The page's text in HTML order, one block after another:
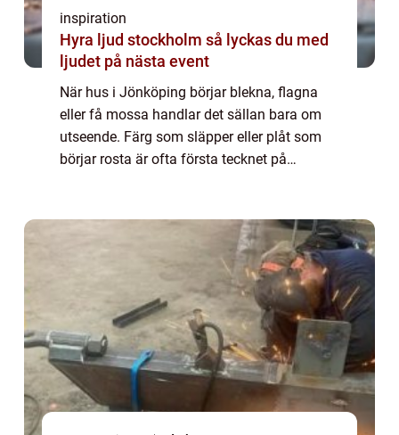
inspiration
Hyra ljud stockholm så lyckas du med
ljudet på nästa event
När hus i Jönköping börjar blekna, flagna
eller få mossa handlar det sällan bara om
utseende. Färg som släpper eller plåt som
börjar rosta är ofta första tecknet på